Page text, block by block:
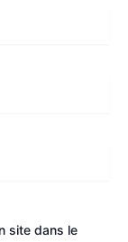
site dans le